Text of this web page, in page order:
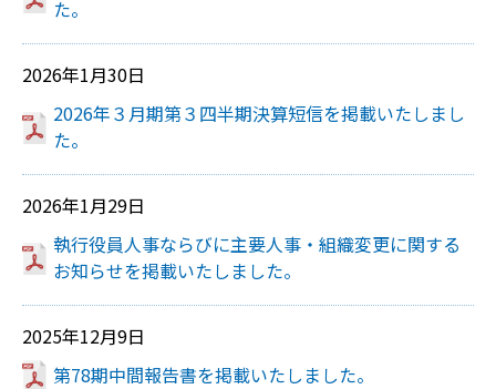
た。
2026年1月30日
2026年３月期第３四半期決算短信を掲載いたしまし
た。
2026年1月29日
執行役員人事ならびに主要人事・組織変更に関する
お知らせを掲載いたしました。
2025年12月9日
第78期中間報告書を掲載いたしました。